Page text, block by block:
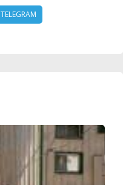
TELEGRAM